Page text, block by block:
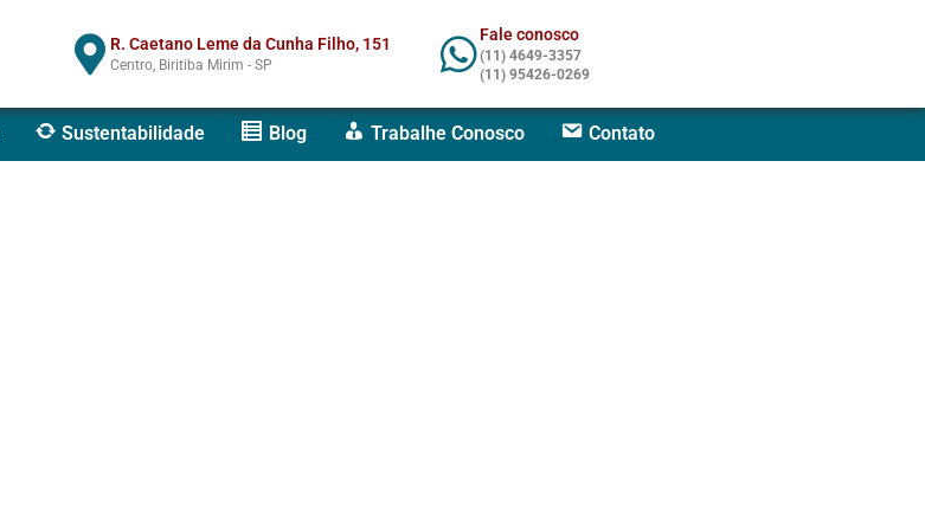
R. Caetano Leme da Cunha Filho, 151
Centro, Biritiba Mirim - SP
Fale conosco
(11) 4649-3357
(11) 95426-0269
Sustentabilidade Blog Trabalhe Conosco Contato